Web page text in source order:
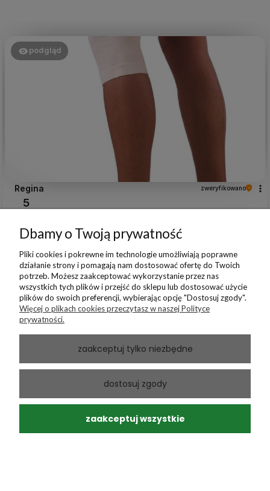
podgląd
Regina zweryfikowano
5
Pasują wymiary.
dzisiaj
0
0
podgląd
Dbamy o Twoją prywatność
Pliki cookies i pokrewne im technologie umożliwiają poprawne
działanie strony i pomagają nam dostosować ofertę do Twoich
potrzeb. Możesz zaakceptować wykorzystanie przez nas
wszystkich tych plików i przejść do sklepu lub dostosować użycie
plików do swoich preferencji, wybierając opcję "Dostosuj zgody".
Więcej o plikach cookies przeczytasz w naszej Polityce
prywatności.
zaakceptuj tylko niezbędne
dostosuj zgody
zaakceptuj wszystkie